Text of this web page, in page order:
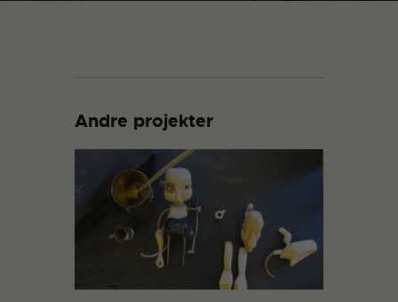
Andre projekter